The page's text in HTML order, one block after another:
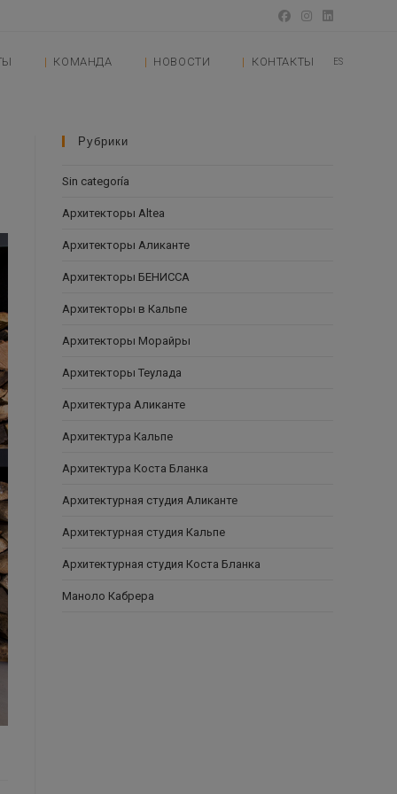
КОМАНДА НОВОСТИ КОНТАКТЫ ES
Рубрики
Sin categoría
Архитекторы Altea
Архитекторы Аликанте
Архитекторы БЕНИССА
Архитекторы в Кальпе
Архитекторы Морайры
Архитекторы Теулада
Архитектура Аликанте
Архитектура Кальпе
Архитектура Коста Бланка
Архитектурная студия Аликанте
Архитектурная студия Кальпе
Архитектурная студия Коста Бланка
Маноло Кабрера